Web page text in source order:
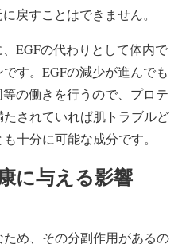
戻すことはできません。
EGFの代わりとして体内で
す。EGFの減少が進んでも
の働きを行うので、プロテ
されていれば肌トラブルど
十分に可能な成分です。
に与える影響
め、その分副作用があるの